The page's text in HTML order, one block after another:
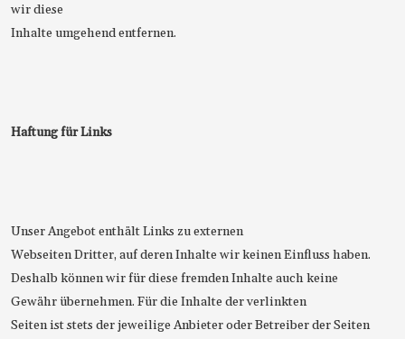
wir diese
Inhalte umgehend entfernen.
Haftung für Links
Unser Angebot enthält Links zu externen
Webseiten Dritter, auf deren Inhalte wir keinen Einfluss haben.
Deshalb können wir für diese fremden Inhalte auch keine
Gewähr übernehmen. Für die Inhalte der verlinkten
Seiten ist stets der jeweilige Anbieter oder Betreiber der Seiten